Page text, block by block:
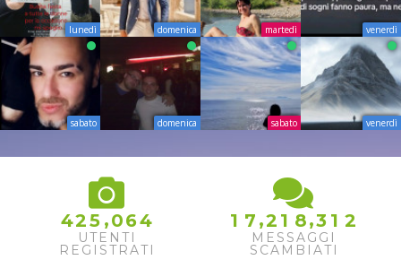
lunedì domenica martedì venerdì
sabato domenica sabato venerdì
425 ,064
UTENTI
REGISTRATI
1 7 ,2 1 8,3 1 2
MESSAGGI
SCAMBIATI